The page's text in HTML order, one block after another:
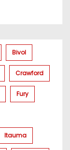
Bivol
Crawford
Fury
Itauma